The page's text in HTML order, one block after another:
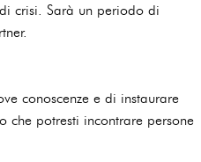
crisi. Sarà un periodo di
conoscenze e di instaurare
che potresti incontrare persone